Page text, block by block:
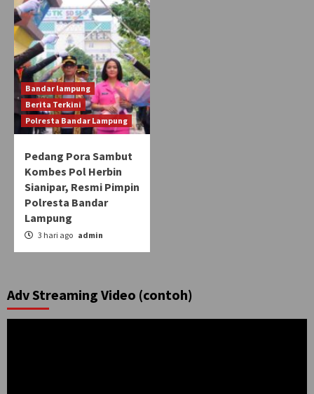
Bandar lampung
Berita Terkini
Polresta Bandar Lampung
Pedang Pora Sambut
Kombes Pol Herbin
Sianipar, Resmi Pimpin
Polresta Bandar
Lampung
3 hari ago admin
Adv Streaming Video (contoh)